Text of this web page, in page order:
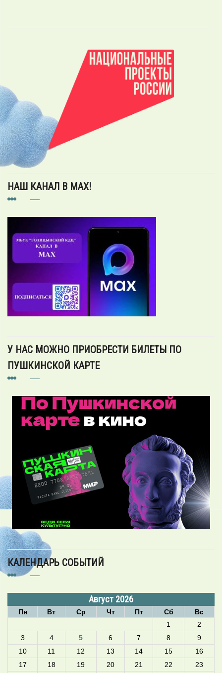
НАШ КАНАЛ В MAX!
У НАС МОЖНО ПРИОБРЕСТИ БИЛЕТЫ ПО
ПУШКИНСКОЙ КАРТЕ
КАЛЕНДАРЬ СОБЫТИЙ
Август 2026
Пн Вт Ср Чт Пт Сб
Вс
1
2
3
4 5 6 7 8
9
10
11 12 13 14 15
16
17
18 19 20 21 22
23